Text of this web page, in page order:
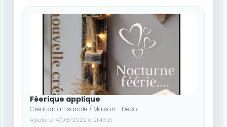
Féerique applique
Création artisanale / Maison - Déco
Ajouté le 14/08/2022 à 21:43:21